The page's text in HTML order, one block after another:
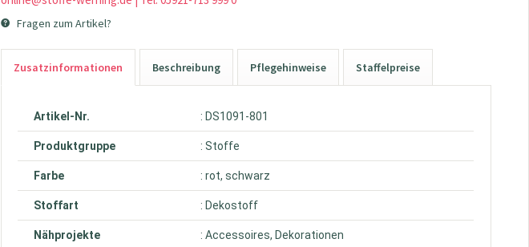
Fragen zum Artikel?
Zusatzinformationen Beschreibung Pflegehinweise Staffelpreise
Artikel-Nr. : DS1091-801
Produktgruppe : Stoffe
Farbe : rot, schwarz
Stoffart : Dekostoff
Nähprojekte : Accessoires, Dekorationen